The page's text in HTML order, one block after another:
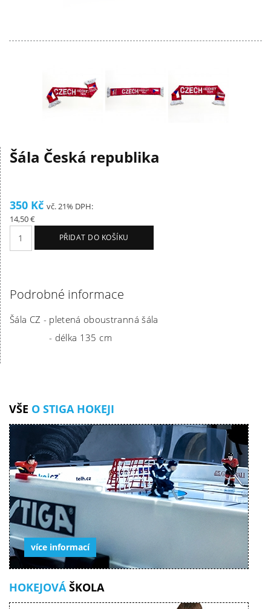
Šála Česká republika
350 Kč vč. 21% DPH:
14,50 €
PŘIDAT DO KOŠÍKU
Podrobné informace
Šála CZ - pletená oboustranná šála
- délka 135 cm
VŠE O STIGA HOKEJI
více informací
HOKEJOVÁŠKOLA